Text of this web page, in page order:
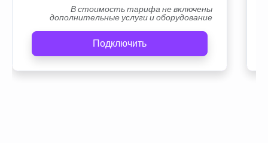
В стоимость тарифа не включены
дополнительные услуги и оборудование
Подключить